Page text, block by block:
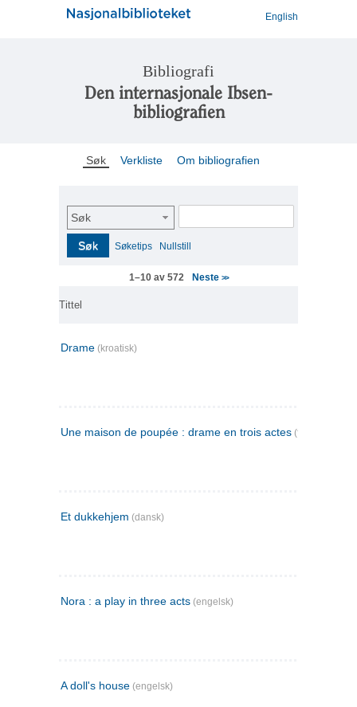
English
Bibliografi
Den internasjonale Ibsen-
bibliografien
Søk Verkliste Om bibliografien
Søk
Søk Søketips Nullstill
1–10 av 572 Neste >>
Tittel
Drame (kroatisk)
Une maison de poupée : drame en trois actes (fransk)
Et dukkehjem (dansk)
Nora : a play in three acts (engelsk)
A doll's house (engelsk)